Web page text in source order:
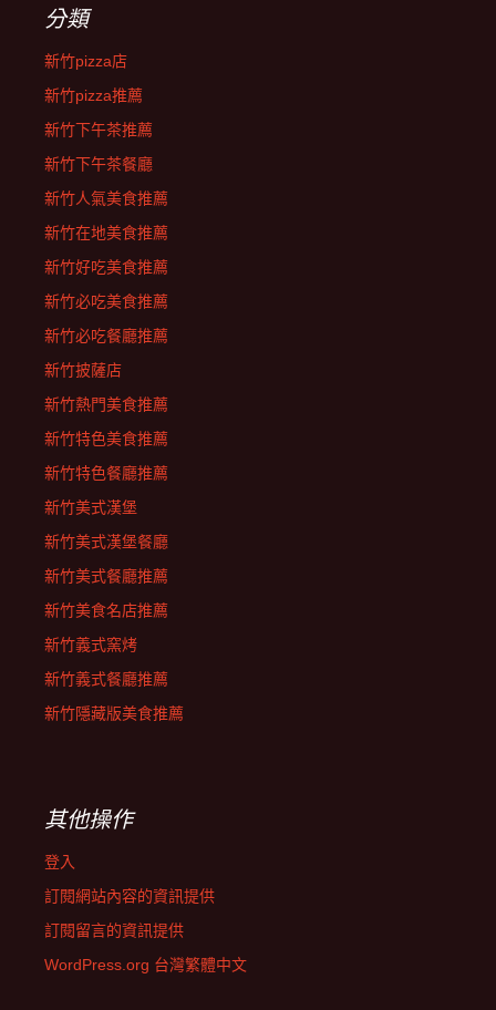
分類
新竹pizza店
新竹pizza推薦
新竹下午茶推薦
新竹下午茶餐廳
新竹人氣美食推薦
新竹在地美食推薦
新竹好吃美食推薦
新竹必吃美食推薦
新竹必吃餐廳推薦
新竹披薩店
新竹熱門美食推薦
新竹特色美食推薦
新竹特色餐廳推薦
新竹美式漢堡
新竹美式漢堡餐廳
新竹美式餐廳推薦
新竹美食名店推薦
新竹義式窯烤
新竹義式餐廳推薦
新竹隱藏版美食推薦
其他操作
登入
訂閱網站內容的資訊提供
訂閱留言的資訊提供
WordPress.org 台灣繁體中文